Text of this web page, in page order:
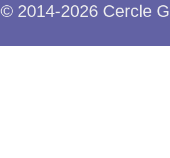
© 2014-2026 Cercle